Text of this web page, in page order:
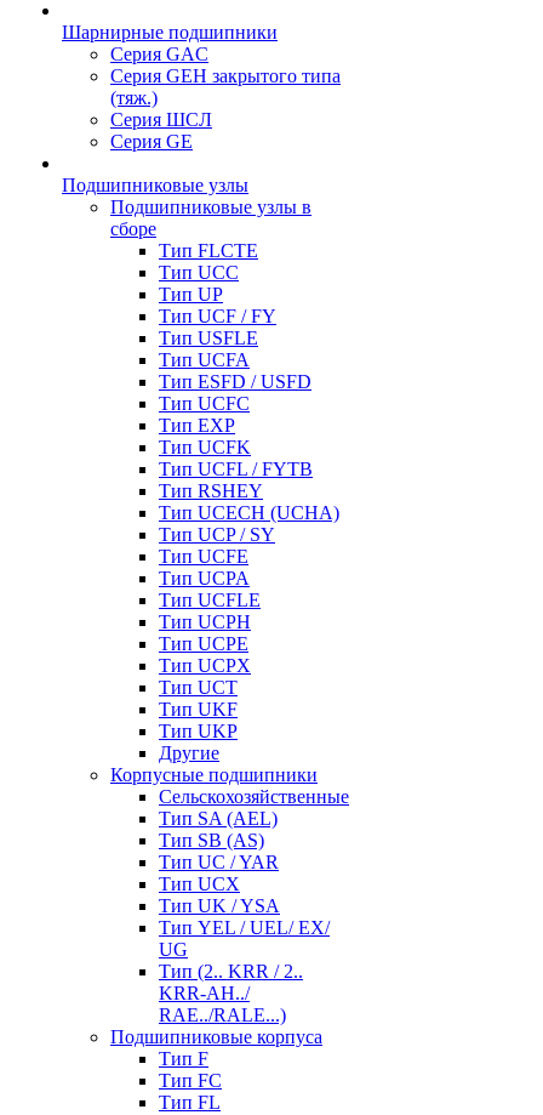
Шарнирные подшипники
Серия GAC
Серия GEH закрытого типа
(тяж.)
Серия ШСЛ
Серия GE
Подшипниковые узлы
Подшипниковые узлы в
сборе
Тип FLCTE
Тип UCC
Тип UP
Тип UCF / FY
Тип USFLE
Тип UCFA
Тип ESFD / USFD
Тип UCFC
Тип EXP
Тип UCFK
Тип UCFL / FYTB
Тип RSHEY
Тип UCECH (UCHA)
Тип UCP / SY
Тип UCFE
Тип UCPA
Тип UCFLE
Тип UCPH
Тип UCPE
Тип UCPX
Тип UCT
Тип UKF
Тип UKP
Другие
Корпусные подшипники
Сельскохозяйственные
Тип SA (AEL)
Тип SB (AS)
Тип UC / YAR
Тип UCX
Тип UK / YSA
Тип YEL / UEL/ EX/
UG
Тип (2.. KRR / 2..
KRR-AH../
RAE../RALE...)
Подшипниковые корпуса
Тип F
Тип FC
Тип FL